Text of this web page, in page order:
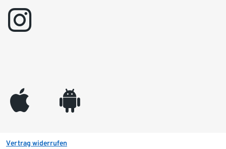
instagram
appleinc android
Vertrag widerrufen